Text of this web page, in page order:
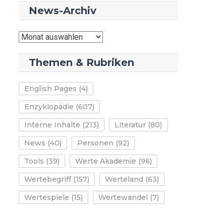
News-Archiv
News-
Themen & Rubriken
English Pages (4)
Enzyklopädie (607)
Interne Inhalte (213) Literatur (80)
News (40) Personen (92)
Tools (39) Werte Akademie (96)
Wertebegriff(157) Werteland (63)
Wertespiele (15) Wertewandel (7)